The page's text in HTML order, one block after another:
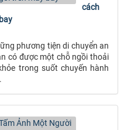
cách
phương tiện di chuyển an
có được một chỗ ngồi thoải
trong suốt chuyến hành